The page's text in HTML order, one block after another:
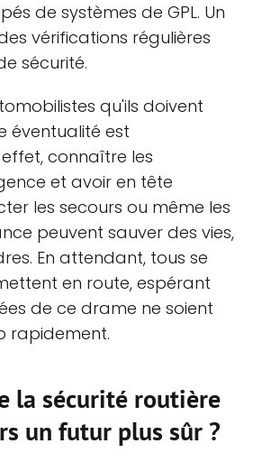
de systèmes de GPL. Un
vérifications régulières
sécurité.
qu'ils doivent
éventualité est
connaître les
et avoir en tête
les secours ou même les
peuvent sauver des vies,
En attendant, tous se
en route, espérant
de ce drame ne soient
rapidement.
la sécurité routière
un futur plus sûr ?